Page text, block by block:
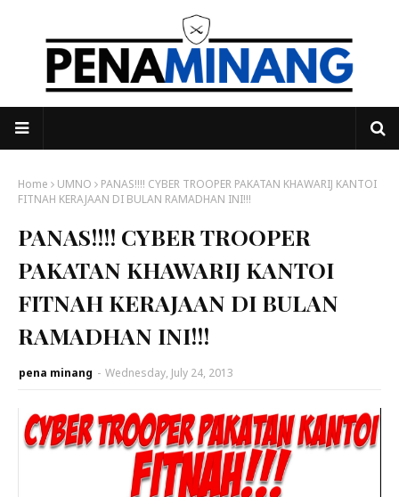
Home UMNO
PANAS!!!! CYBER TROOPER PAKATAN KHAWARIJ KANTOI
FITNAH KERAJAAN DI BULAN RAMADHAN INI!!!
PANAS!!!! CYBER TROOPER
PAKATAN KHAWARIJ KANTOI
FITNAH KERAJAAN DI BULAN
RAMADHAN INI!!!
pena minang - Wednesday, July 24, 2013